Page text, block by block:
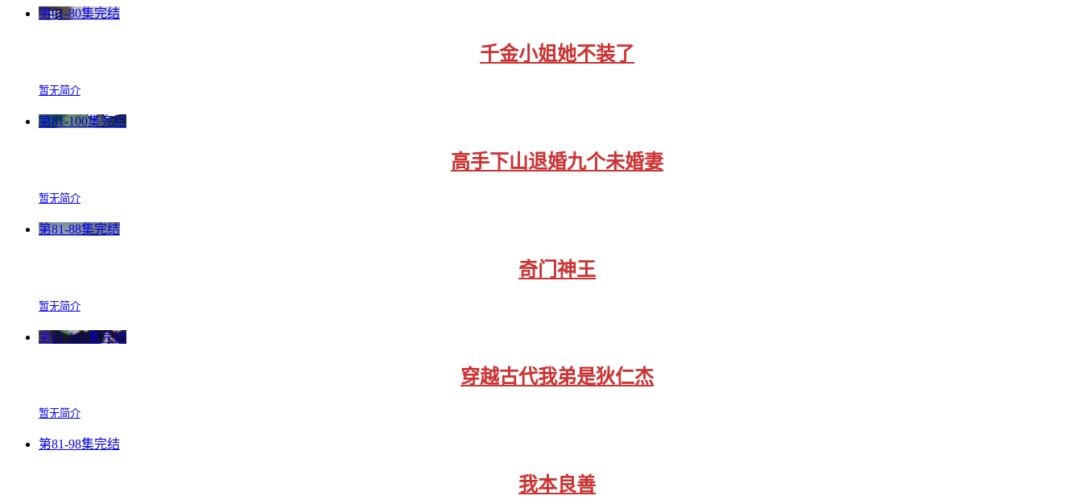
第61-80集完结
千金小姐她不装了
暂无简介
第81-100集完结
高手下山退婚九个未婚妻
暂无简介
第81-88集完结
奇门神王
暂无简介
第81-101集完结
穿越古代我弟是狄仁杰
暂无简介
第81-98集完结
我本良善